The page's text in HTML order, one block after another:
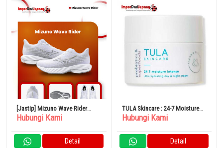
[Jastip] Mizuno Wave Rider
Snickers
Hubungi Kami
Detail
TULA Skincare : 24-7 Moisture
Intense Ultra Hydrating Day &
Hubungi Kami
Detail